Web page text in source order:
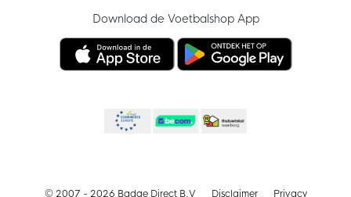
Download de Voetbalshop App
© 2007 - 2026 Badge Direct B.V Disclaimer Privacy